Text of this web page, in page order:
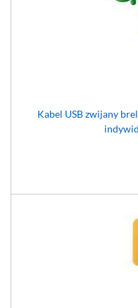
Kabel USB zwijany